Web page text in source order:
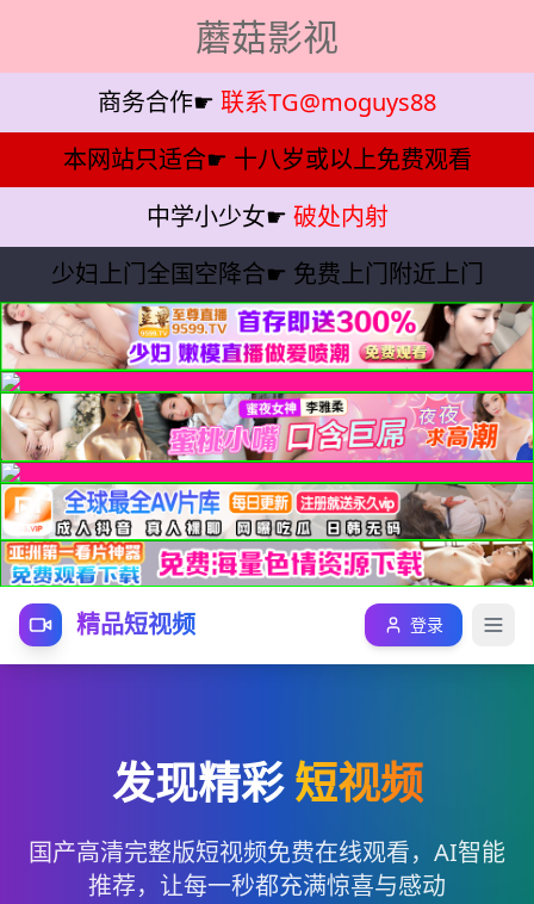
蘑菇影视
商务合作☛ 联系TG@moguys88
本网站只适合☛ 十八岁或以上免费观看
中学小少女☛ 破处内射
少妇上门全国空降合☛ 免费上门附近上门
精品短视频 登录
发现精彩短视频
国产高清完整版短视频免费在线观看，AI智能
推荐，让每一秒都充满惊喜与感动